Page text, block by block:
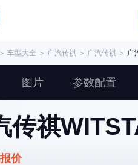
＞ 车型大全 ＞ 广汽传祺 ＞ 广汽传祺 ＞ 广
图片 参数配置
传祺
价